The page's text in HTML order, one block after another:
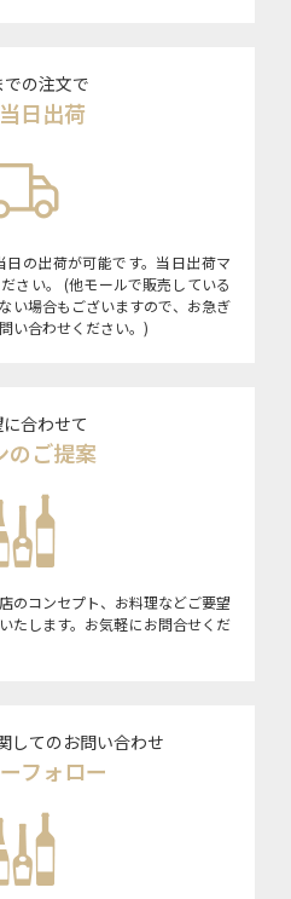
の注文で
日出荷
の出荷が可能です。当日出荷マ
さい。 (他モールで販売している
い場合もございますので、お急ぎ
い合わせください。)
合わせて
のご提案
のコンセプト、お料理などご要望
たします。お気軽にお問合せくだ
してのお問い合わせ
フォロー